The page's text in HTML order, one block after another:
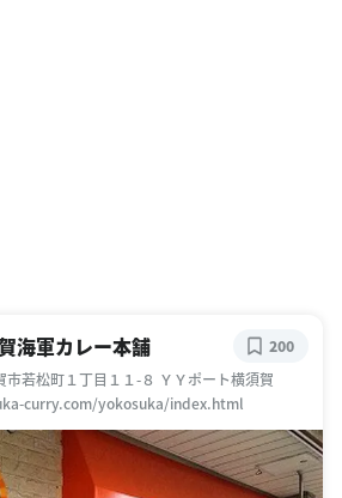
海軍カレー本舗
市若松町１丁目１１-８ ＹＹポート横須賀
curry.com/yokosuka/index.html
200